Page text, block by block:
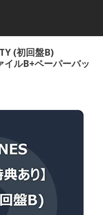
(初回盤B)
ルB+ペーパーバッ